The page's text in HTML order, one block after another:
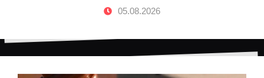
05.08.2026